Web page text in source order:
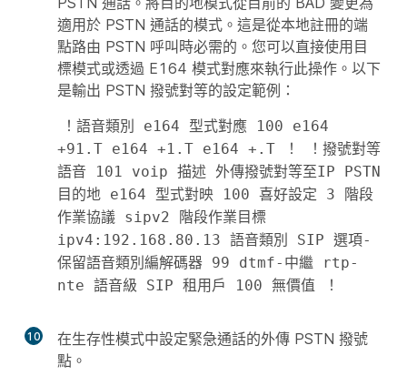
適用於 PSTN 通話的模式。這是從本地註冊的端
點路由 PSTN 呼叫時必需的。您可以直接使用目
標模式或透過 E164 模式對應來執行此操作。以下
是輸出 PSTN 撥號對等的設定範例：
！語音類別 e164 型式對應 100 e164
+91.T e164 +1.T e164 +.T ！ ！撥號對等
語音 101 voip 描述 外傳撥號對等至IP PSTN
目的地 e164 型式對映 100 喜好設定 3 階段
作業協議 sipv2 階段作業目標
ipv4:192.168.80.13 語音類別 SIP 選項-
保留語音類別編解碼器 99 dtmf-中繼 rtp-
nte 語音級 SIP 租用戶 100 無價值 ！
10
在生存性模式中設定緊急通話的外傳 PSTN 撥號
點。